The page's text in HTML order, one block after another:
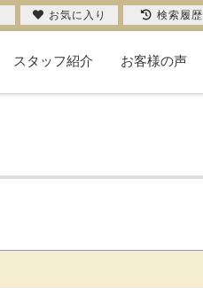
スタッフ紹介 お客様の声
お気に入り 検索履歴